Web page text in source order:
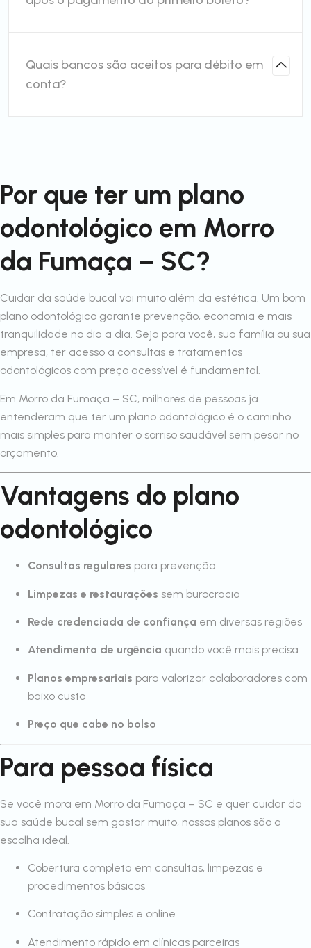
Quais bancos são aceitos para débito em
conta?
Por que ter um plano
odontológico em Morro
da Fumaça – SC?
Cuidar da saúde bucal vai muito além da estética. Um bom
plano odontológico garante prevenção, economia e mais
tranquilidade no dia a dia. Seja para você, sua família ou sua
empresa, ter acesso a consultas e tratamentos
odontológicos com preço acessível é fundamental.
Em Morro da Fumaça – SC, milhares de pessoas já
entenderam que ter um plano odontológico é o caminho
mais simples para manter o sorriso saudável sem pesar no
orçamento.
Vantagens do plano
odontológico
Consultas regulares para prevenção
Limpezas e restaurações sem burocracia
Rede credenciada de confiança em diversas regiões
Atendimento de urgência quando você mais precisa
Planos empresariais para valorizar colaboradores com
baixo custo
Preço que cabe no bolso
Para pessoa física
Se você mora em Morro da Fumaça – SC e quer cuidar da
sua saúde bucal sem gastar muito, nossos planos são a
escolha ideal.
Cobertura completa em consultas, limpezas e
procedimentos básicos
Contratação simples e online
Atendimento rápido em clínicas parceiras